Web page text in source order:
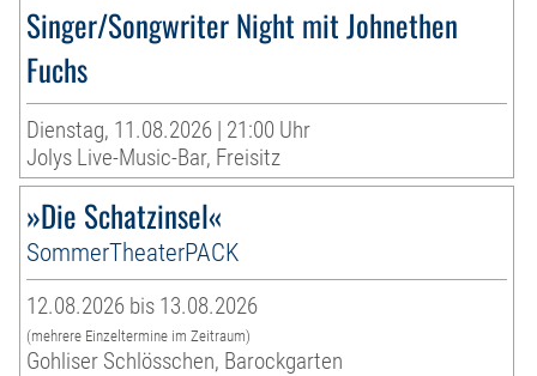
Singer/Songwriter Night mit Johnethen
Fuchs
Dienstag, 11.08.2026 | 21:00 Uhr
Jolys Live-Music-Bar, Freisitz
»Die Schatzinsel«
SommerTheaterPACK
12.08.2026 bis 13.08.2026
(mehrere Einzeltermine im Zeitraum)
Gohliser Schlösschen, Barockgarten